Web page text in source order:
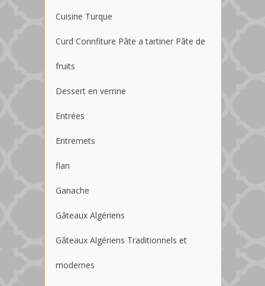
Cuisine Turque
Curd Connfiture Pâte a tartiner Pâte de
fruits
Dessert en verrine
Entrées
Entremets
flan
Ganache
Gâteaux Algériens
Gâteaux Algériens Traditionnels et
modernes